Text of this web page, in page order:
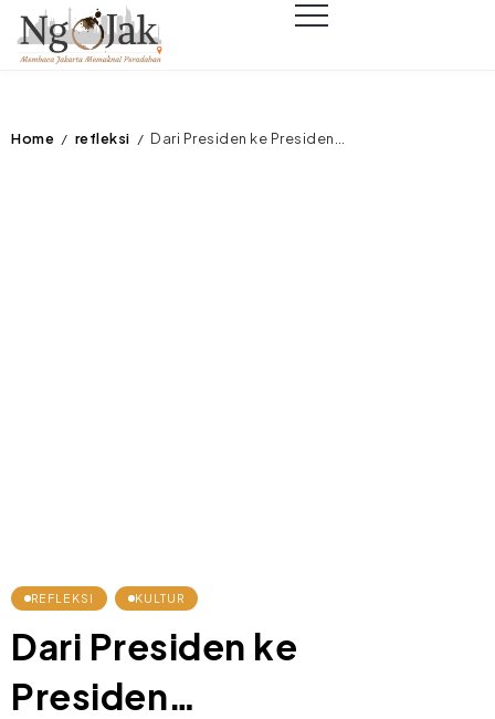
Home / refleksi / Dari Presiden ke Presiden…
REFLEKSI KULTUR
Dari Presiden ke
Presiden…